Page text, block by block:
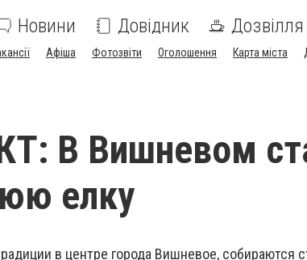
Новини Довідник Дозвілля
Афіша Фотозвіти Оголошення Карта міста
В Вишневом
елку
в центре города Вишневое, собираются